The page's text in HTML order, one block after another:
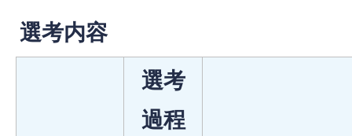
選考内容
選考
過程